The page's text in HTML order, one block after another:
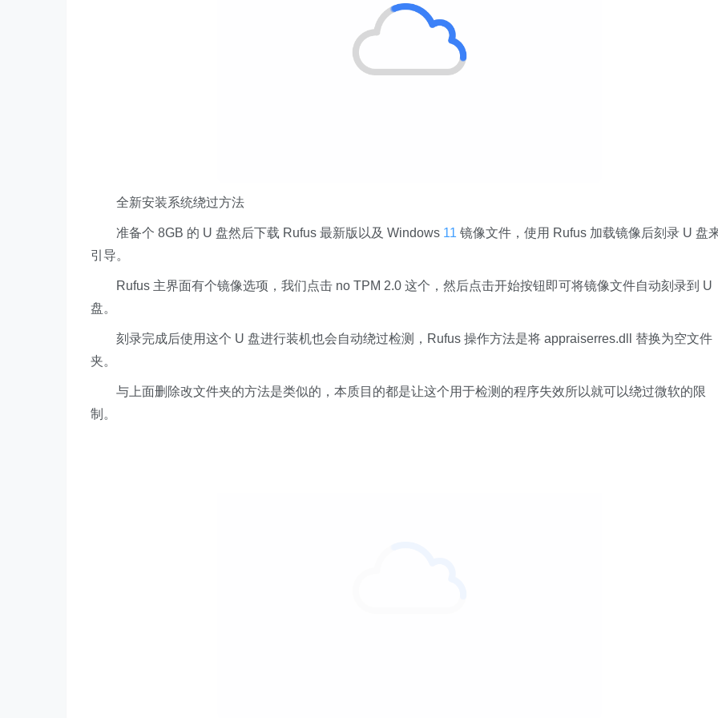
全新安装系统绕过方法
准备个 8GB 的 U 盘然后下载 Rufus 最新版以及 Windows 11 镜像文件，使用 Rufus 加载镜像后刻录 U 盘
引导。
Rufus 主界面有个镜像选项，我们点击 no TPM 2.0 这个，然后点击开始按钮即可将镜像文件自动刻录到 U
盘。
刻录完成后使用这个 U 盘进行装机也会自动绕过检测，Rufus 操作方法是将 appraiserres.dll 替换为空文件
夹。
与上面删除改文件夹的方法是类似的，本质目的都是让这个用于检测的程序失效所以就可以绕过微软的限
制。